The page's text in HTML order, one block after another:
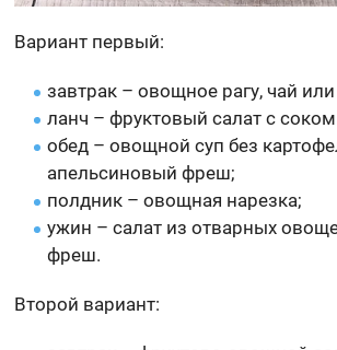
Вариант первый:
завтрак – овощное рагу, чай
ланч – фруктовый салат с
обед – овощной суп без
апельсиновый фреш;
полдник – овощная нарезка;
ужин – салат из отварных
фреш.
Второй вариант: